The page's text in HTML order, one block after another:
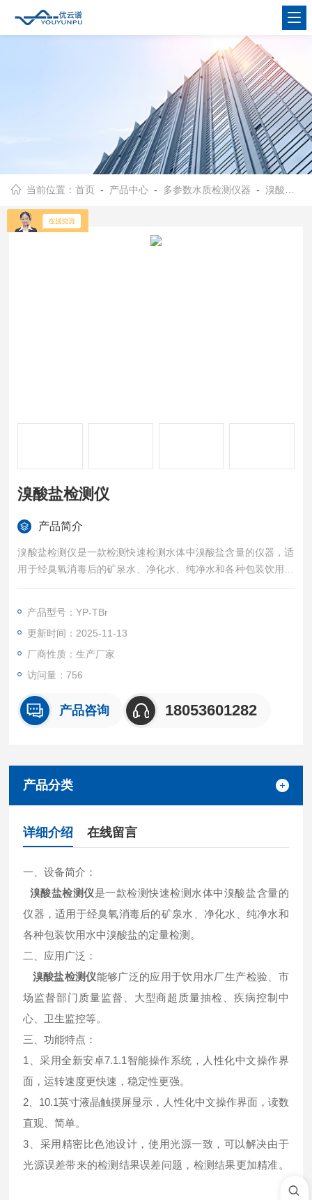
当前位置：首页 - 产品中心 - 多参数水质检测仪器 -溴酸盐检测仪
溴酸盐检测仪
产品简介
溴酸盐检测仪是一款检测快速检测水体中溴酸盐含量的仪器，适
用于经臭氧消毒后的矿泉水、净化水、纯净水和各种包装饮用水
中溴酸盐的定量检测。
产品型号：YP-TBr
更新时间：2025-11-13
厂商性质：生产厂家
访问量：756
产品咨询 18053601282
产品分类
详细介绍 在线留言
一、设备简介：
溴酸盐检测仪是一款检测快速检测水体中溴酸盐含量的
仪器，适用于经臭氧消毒后的矿泉水、净化水、纯净水和
各种包装饮用水中溴酸盐的定量检测。
二、应用广泛：
溴酸盐检测仪能够广泛的应用于饮用水厂生产检验、市
场监督部门质量监督、大型商超质量抽检、疾病控制中
心、卫生监控等。
三、功能特点：
1、采用全新安卓7.1.1智能操作系统，人性化中文操作界
面，运转速度更快速，稳定性更强。
2、10.1英寸液晶触摸屏显示，人性化中文操作界面，读数
直观、简单。
3、采用精密比色池设计，使用光源一致，可以解决由于
光源误差带来的检测结果误差问题，检测结果更加精准。